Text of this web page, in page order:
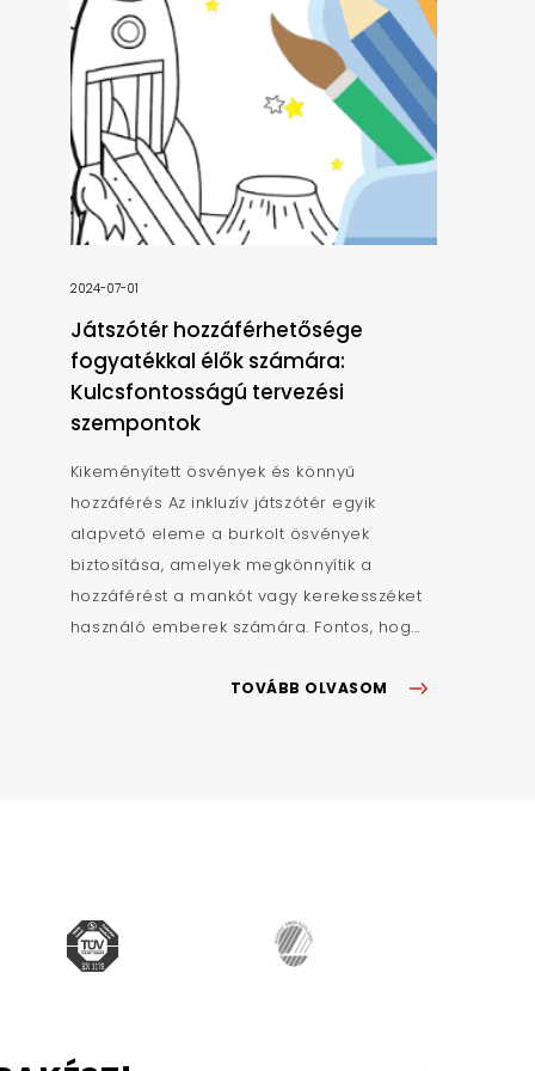
2024-07-01
Játszótér hozzáférhetősége
fogyatékkal élők számára:
Kulcsfontosságú tervezési
szempontok
Kikeményített ösvények és könnyű
hozzáférés Az inkluzív játszótér egyik
alapvető eleme a burkolt ösvények
biztosítása, amelyek megkönnyítik a
hozzáférést a mankót vagy kerekesszéket
használó emberek számára. Fontos, hog...
TOVÁBB OLVASOM